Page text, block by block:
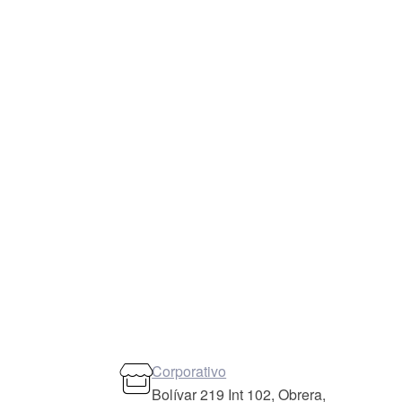
Corporativo
Bolívar 219 Int 102, Obrera,